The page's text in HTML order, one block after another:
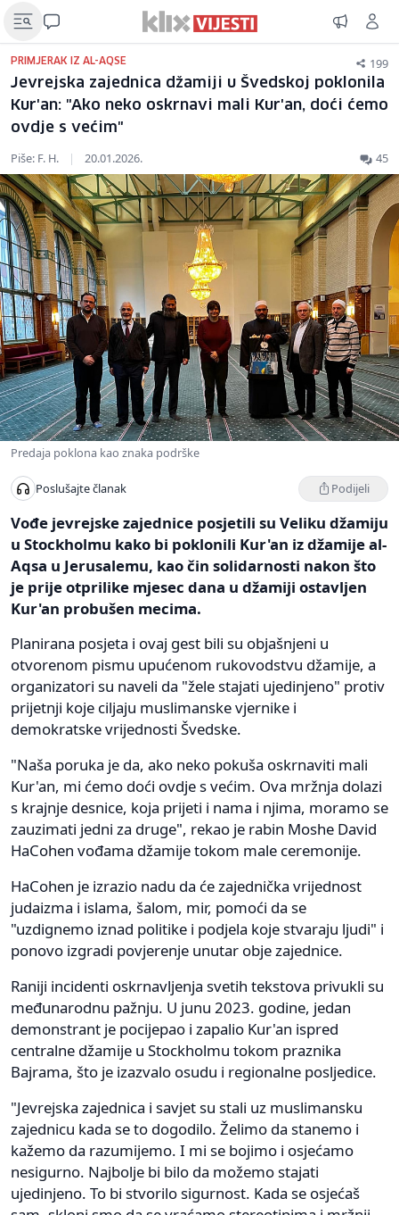
PRIMJERAK IZ AL-AQSE 199
Jevrejska zajednica džamiji u Švedskoj poklonila
Kur'an: "Ako neko oskrnavi mali Kur'an, doći ćemo
ovdje s većim"
Piše: F. H. | 20.01.2026. 45
Predaja poklona kao znaka podrške
Poslušajte članak Podijeli
Vođe jevrejske zajednice posjetili su Veliku džamiju
u Stockholmu kako bi poklonili Kur'an iz džamije al-
Aqsa u Jerusalemu, kao čin solidarnosti nakon što
je prije otprilike mjesec dana u džamiji ostavljen
Kur'an probušen mecima.
Planirana posjeta i ovaj gest bili su objašnjeni u
otvorenom pismu upućenom rukovodstvu džamije, a
organizatori su naveli da "žele stajati ujedinjeno" protiv
prijetnji koje ciljaju muslimanske vjernike i
demokratske vrijednosti Švedske.
"Naša poruka je da, ako neko pokuša oskrnaviti mali
Kur'an, mi ćemo doći ovdje s većim. Ova mržnja dolazi
s krajnje desnice, koja prijeti i nama i njima, moramo se
zauzimati jedni za druge", rekao je rabin Moshe David
HaCohen vođama džamije tokom male ceremonije.
HaCohen je izrazio nadu da će zajednička vrijednost
judaizma i islama, šalom, mir, pomoći da se
"uzdignemo iznad politike i podjela koje stvaraju ljudi" i
ponovo izgradi povjerenje unutar obje zajednice.
Raniji incidenti oskrnavljenja svetih tekstova privukli su
međunarodnu pažnju. U junu 2023. godine, jedan
demonstrant je pocijepao i zapalio Kur'an ispred
centralne džamije u Stockholmu tokom praznika
Bajrama, što je izazvalo osudu i regionalne posljedice.
"Jevrejska zajednica i savjet su stali uz muslimansku
zajednicu kada se to dogodilo. Želimo da stanemo i
kažemo da razumijemo. I mi se bojimo i osjećamo
nesigurno. Najbolje bi bilo da možemo stajati
ujedinjeno. To bi stvorilo sigurnost. Kada se osjećaš